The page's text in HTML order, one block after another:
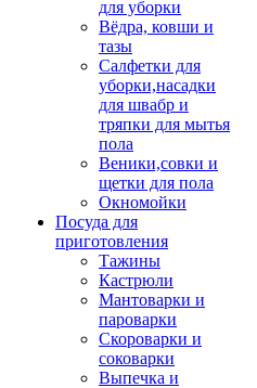
для уборки
Вёдра, ковши и
тазы
Салфетки для
уборки,насадки
для швабр и
тряпки для мытья
пола
Веники,совки и
щетки для пола
Окномойки
Посуда для
приготовления
Тажины
Кастрюли
Мантоварки и
пароварки
Скороварки и
соковарки
Выпечка и